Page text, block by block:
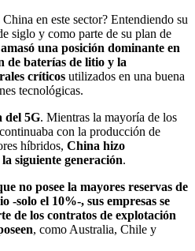
en este sector? Entendiendo su
siglo y como parte de su plan de
una posición dominante en
de baterías de litio y la
críticos utilizados en una buena
tecnológicas.
del 5G. Mientras la mayoría de los
con la producción de
híbridos, China hizo
siguiente generación.
no posee la mayores reservas de
-solo el 10%-, sus empresas se
de los contratos de explotación
, como Australia, Chile y